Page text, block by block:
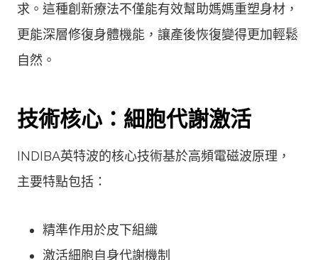
求。這種創新療法不僅能有效幫助媽媽重塑身材，
更能深層修復身體機能，讓產後恢復變得更加輕鬆
自然。
技術核心：細胞代謝激活
INDIBA英特波的核心技術基於高頻電磁波原理，
主要特點包括：
精準作用於皮下組織
激活細胞自身代謝機制